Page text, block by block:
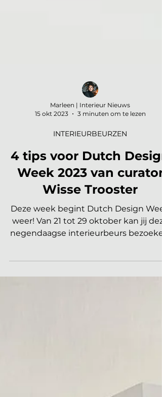
15 okt 2023
3 minuten om te lezen
INTERIEURBEURZEN
4 tips voor Dutch Design
Week 2023 van curator
Wisse Trooster
Deze week begint Dutch Design
weer! Van 21 tot 29 oktober kan jij
DDW is het grootste...